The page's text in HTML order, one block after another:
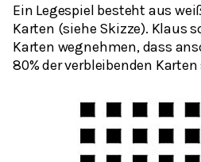
Ein Legespiel besteht aus
Karten (siehe Skizze). Klaus
Karten wegnehmen, dass
80% der verbleibenden